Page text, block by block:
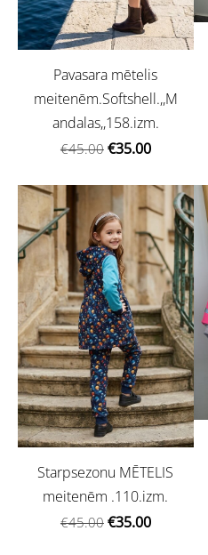
Pavasara mētelis
meitenēm.Softshell.,,M
andalas,,158.izm.
€45.00 €35.00
Starpsezonu MĒTELIS
meitenēm .110.izm.
€45.00 €35.00